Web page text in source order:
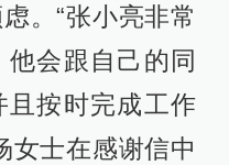
。“张小亮非常
会跟自己的同
按时完成工作
女士在感谢信中